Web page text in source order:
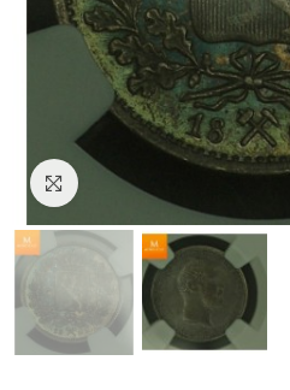
Klikk for å forstørre